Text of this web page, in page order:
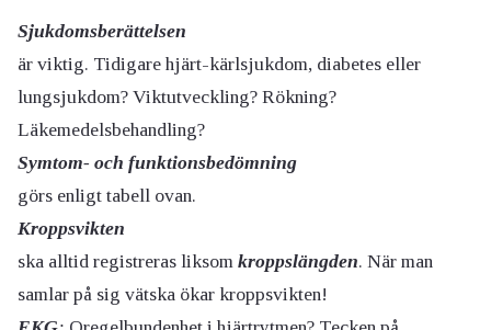
Sjukdomsberättelsen
är viktig. Tidigare hjärt-kärlsjukdom, diabetes eller
lungsjukdom? Viktutveckling? Rökning?
Läkemedelsbehandling?
Symtom- och funktionsbedömning
görs enligt tabell ovan.
Kroppsvikten
ska alltid registreras liksom kroppslängden. När man
samlar på sig vätska ökar kroppsvikten!